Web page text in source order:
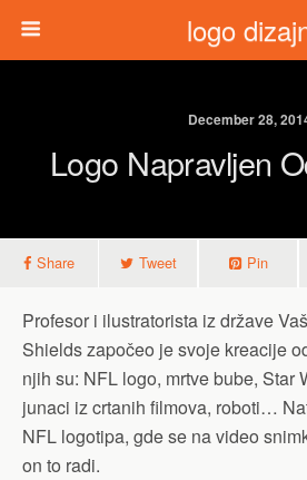
logo
December 28,
Logo Napravljen
Share Tweet Pin
Profesor i ilustratorista iz države
Shields započeo je svoje kreacije
njih su: NFL logo, mrtve bube, Star
junaci iz crtanih filmova, roboti…
NFL logotipa, gde se na video
on to radi.